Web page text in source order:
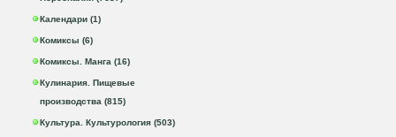
Календари (1)
Комиксы (6)
Комиксы. Манга (16)
Кулинария. Пищевые
производства (815)
Культура. Культурология (503)